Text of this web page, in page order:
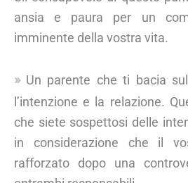
ansia e paura per un
imminente della vostra vita.
Un parente che ti bacia
l’intenzione e la relazione.
che siete sospettosi delle
in considerazione che il
rafforzato dopo una